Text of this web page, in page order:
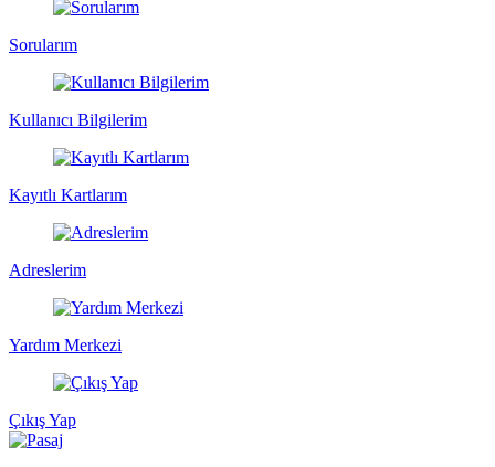
Sorularım
Kullanıcı Bilgilerim
Kayıtlı Kartlarım
Adreslerim
Yardım Merkezi
Çıkış Yap